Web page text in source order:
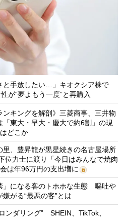
と手放したい…」キオクシア株で
が“夢よもう一度”と再購入
ンキングを解剖》三菱商事、三井物
東大・早大・慶大で約6割」の現
どこか
里、豊昇龍が黒星続きの名古屋場所
位力士に渡り「今日はみんなで焼肉
は年96万円の支出増に
」になる客のトホホな生態 嘔吐や
がる“最悪の客”とは
ンダリング” SHEIN、TikTok、